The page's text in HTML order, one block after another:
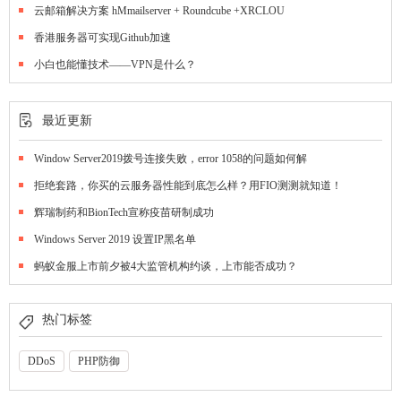
云邮箱解决方案 hMmailserver + Roundcube +XRCLOU
香港服务器可实现Github加速
小白也能懂技术——VPN是什么？
最近更新
Window Server2019拨号连接失败，error 1058的问题如何解
拒绝套路，你买的云服务器性能到底怎么样？用FIO测测就知道！
辉瑞制药和BionTech宣称疫苗研制成功
Windows Server 2019 设置IP黑名单
蚂蚁金服上市前夕被4大监管机构约谈，上市能否成功？
热门标签
DDoS PHP防御